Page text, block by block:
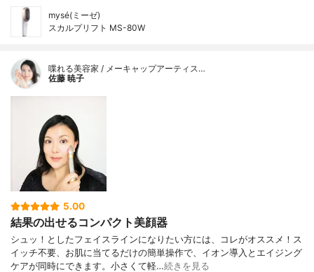
mysé(ミーゼ)
スカルプリフト MS-80W
喋れる美容家 / メーキャップアーティス…
佐藤 暁子
5.00
結果の出せるコンパクト美顔器
シュッ！としたフェイスラインになりたい方には、コレがオススメ！ス
イッチ不要、お肌に当てるだけの簡単操作で、イオン導入とエイジング
ケアが同時にできます。小さくて軽…続きを見る